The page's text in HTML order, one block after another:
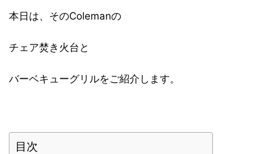
本日は、そのColemanの
チェア焚き火台と
バーベキューグリルをご紹介します。
目次